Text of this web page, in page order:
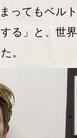
ってもベル
る」と、世
。